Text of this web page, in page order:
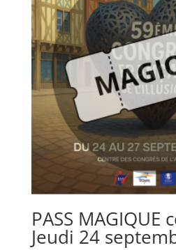
PASS MAGIQUE
Jeudi 24